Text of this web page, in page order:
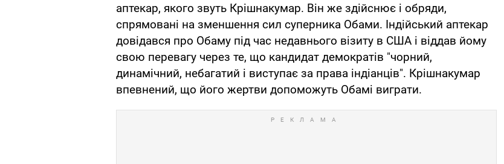
аптекар, якого звуть Крішнакумар. Він же здійснює і обряди,
спрямовані на зменшення сил суперника Обами. Індійський аптекар
довідався про Обаму під час недавнього візиту в США і віддав йому
свою перевагу через те, що кандидат демократів "чорний,
динамічний, небагатий і виступає за права індіанців". Крішнакумар
впевнений, що його жертви допоможуть Обамі виграти.